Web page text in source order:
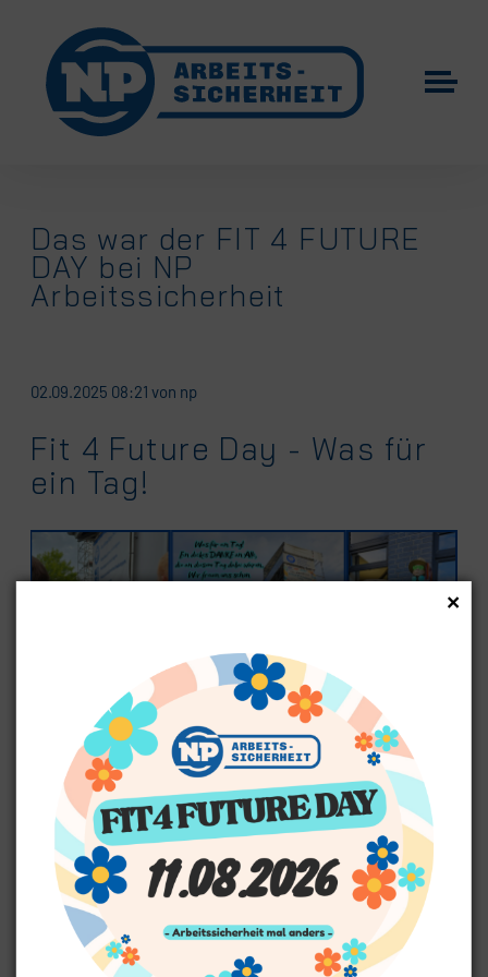
Das war der FIT 4 FUTURE
DAY bei NP
Arbeitssicherheit
02.09.2025 08:21 von np
Fit 4 Future Day - Was für
ein Tag!
Fit4Future Day 2025 – was für ein großartiger Tag!
Danke an alle, die dabei waren – Ihr habt den Tag zu etwas
ganz Besonderem gemacht! 💪
Super Wetter 🍴 Foodtruck und Cocktailbar 🎉jede Menge
Spaß mit DJ Howie 📚 Und natürlich das Wichtigste:
Grundsteinlegung für einen sicheren Start in die Arbeitswelt!
×